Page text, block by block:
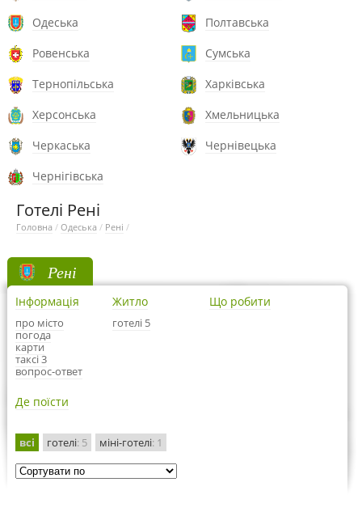
Одеська
Полтавська
Ровенська
Сумська
Тернопільська
Харківська
Херсонська
Хмельницька
Черкаська
Чернівецька
Чернігівська
Готелі Рені
Головна / Одеська / Рені /
Рені
Інформація
про місто
погода
карти
таксі 3
вопрос-ответ
Житло
готелі 5
Що робити
Де поїсти
всі готелі: 5 міні-готелі: 1